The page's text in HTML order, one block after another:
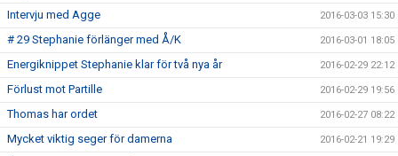
Intervju med Agge 2016-03-03 15:30
# 29 Stephanie förlänger med Å/K 2016-03-01 18:05
Energiknippet Stephanie klar för två nya år 2016-02-29 22:12
Förlust mot Partille 2016-02-29 19:56
Thomas har ordet 2016-02-27 08:22
Mycket viktig seger för damerna 2016-02-21 19:29